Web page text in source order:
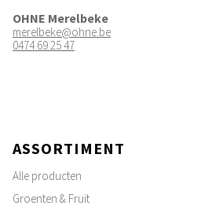
OHNE Merelbeke
merelbeke@ohne.be
0474 69 25 47
ASSORTIMENT
Alle producten
Groenten & Fruit